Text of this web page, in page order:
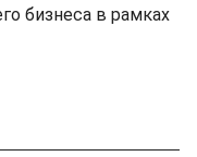
бизнеса в рамках